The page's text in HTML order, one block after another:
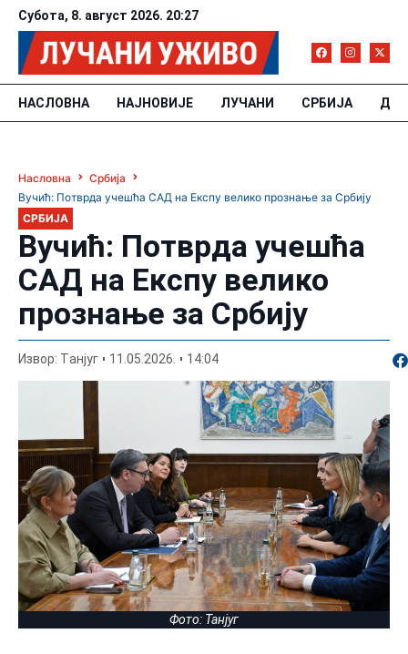
Субота, 8. август 2026. 20:27
НАСЛОВНА НАЈНОВИЈЕ ЛУЧАНИ СРБИЈА
Насловна
Србија
Вучић: Потврда учешћа САД на Експу велико прознање за Србију
СРБИЈА
Вучић: Потврда учешћа
САД на Експу велико
прознање за Србију
Извор: Tанјуг 11.05.2026. 14:04
Фото: Танјуг